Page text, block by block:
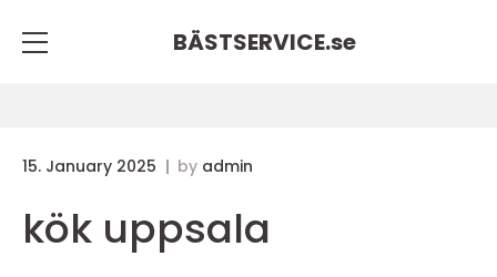
BÄSTSERVICE.se
15. January 2025 by admin
kök uppsala